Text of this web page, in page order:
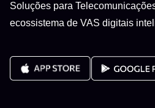
Soluções para
ecossistema de VAS digitais